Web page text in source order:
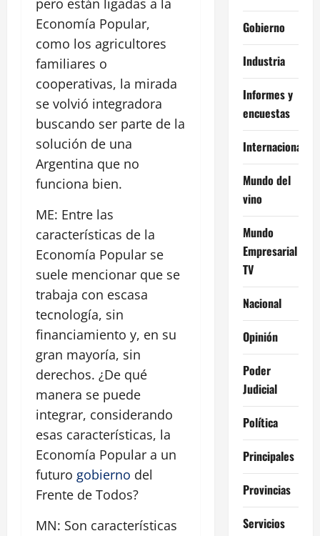
pero están ligadas a la
Economía Popular,
como los agricultores
familiares o
cooperativas, la mirada
se volvió integradora
buscando ser parte de la
solución de una
Argentina que no
funciona bien.
ME: Entre las
características de la
Economía Popular se
suele mencionar que se
trabaja con escasa
tecnología, sin
financiamiento y, en su
gran mayoría, sin
derechos. ¿De qué
manera se puede
integrar, considerando
esas características, la
Economía Popular a un
futuro gobierno del
Frente de Todos?
MN: Son características
Gobierno
Industria
Informes y
encuestas
Internacional
Mundo del
vino
Mundo
Empresarial
TV
Nacional
Opinión
Poder
Judicial
Política
Principales
Provincias
Servicios